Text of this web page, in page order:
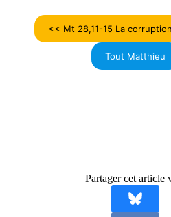
<< Mt 28,11-15 La
Tout Matthieu
Partager cet article